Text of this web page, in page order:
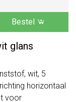
Bestel
glans
wit, 5
horizontaal
voor